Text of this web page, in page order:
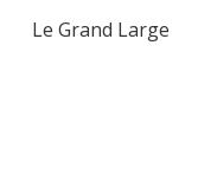
Le Grand Large